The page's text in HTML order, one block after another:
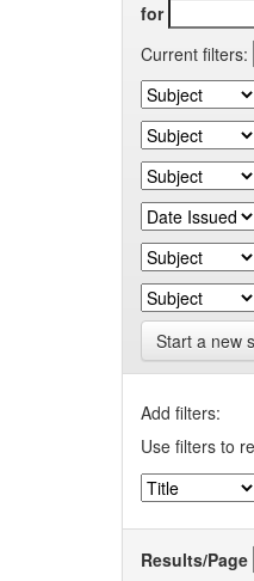
for
Current filters:
Start a new
Add filters:
Use filters to
Results/Page